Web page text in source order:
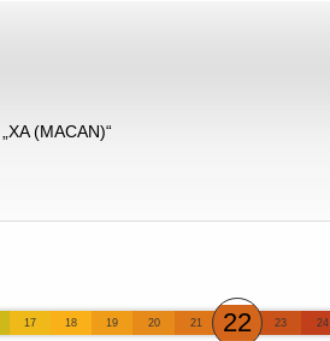
XA (MACAN)“
17 18 19 20 21 22 23 24